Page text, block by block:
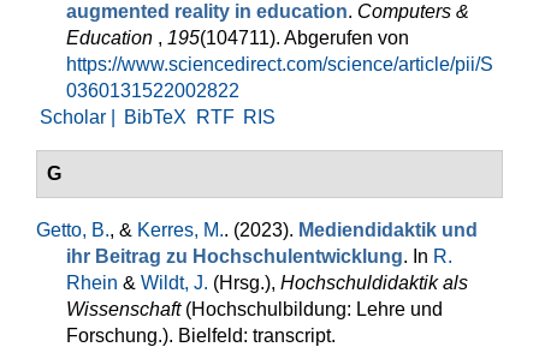
augmented reality in education. Computers &
Education , 195(104711). Abgerufen von
https://www.sciencedirect.com/science/article/pii/S
0360131522002822
Scholar |
BibTeX RTF RIS
G
Getto, B., & Kerres, M.. (2023). Mediendidaktik und
ihr Beitrag zu Hochschulentwicklung. In R.
Rhein & Wildt, J. (Hrsg.), Hochschuldidaktik als
Wissenschaft(Hochschulbildung: Lehre und
Forschung.). Bielfeld: transcript.